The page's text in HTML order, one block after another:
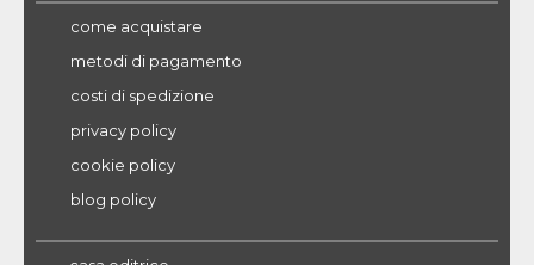
come acquistare
metodi di pagamento
costi di spedizione
privacy policy
cookie policy
blog policy